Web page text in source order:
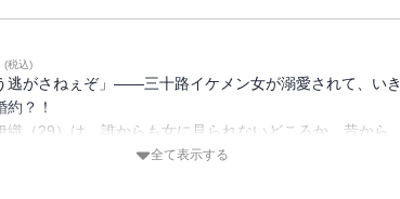
ど」トラウマを抱えたイケメン女×自称一途の意地悪男の
愛ラブストーリー。
(税込)
逃がさねぇぞ」――三十路イケメン女が溺愛されて、いき
約？！
織（29）は、誰からも女に見られないどころか、昔から
テまくる。過去に異性とお付き合いした経験もたった1回
全て表示する